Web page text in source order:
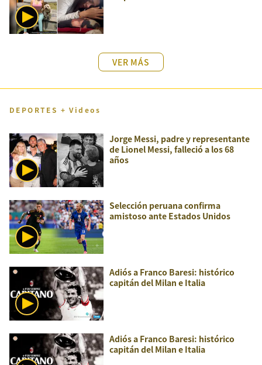
VER MÁS
DEPORTES + Videos
Jorge Messi, padre y representante
de Lionel Messi, falleció a los 68
años
Selección peruana confirma
amistoso ante Estados Unidos
Adiós a Franco Baresi: histórico
capitán del Milan e Italia
Adiós a Franco Baresi: histórico
capitán del Milan e Italia